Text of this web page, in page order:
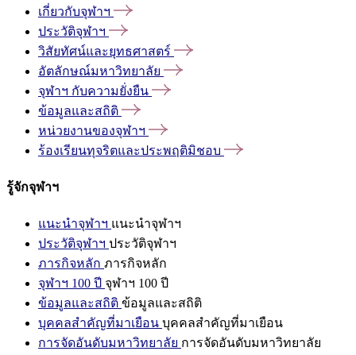
เกี่ยวกับจุฬาฯ
ประวัติจุฬาฯ
วิสัยทัศน์และยุทธศาสตร์
อัตลักษณ์มหาวิทยาลัย
จุฬาฯ กับความยั่งยืน
ข้อมูลและสถิติ
หน่วยงานของจุฬาฯ
ร้องเรียนทุจริตและประพฤติมิชอบ
รู้จักจุฬาฯ
แนะนำจุฬาฯ แนะนำจุฬาฯ
ประวัติจุฬาฯ ประวัติจุฬาฯ
ภารกิจหลัก ภารกิจหลัก
จุฬาฯ 100 ปี จุฬาฯ 100 ปี
ข้อมูลและสถิติ ข้อมูลและสถิติ
บุคคลสำคัญที่มาเยือน บุคคลสำคัญที่มาเยือน
การจัดอันดับมหาวิทยาลัย การจัดอันดับมหาวิทยาลัย